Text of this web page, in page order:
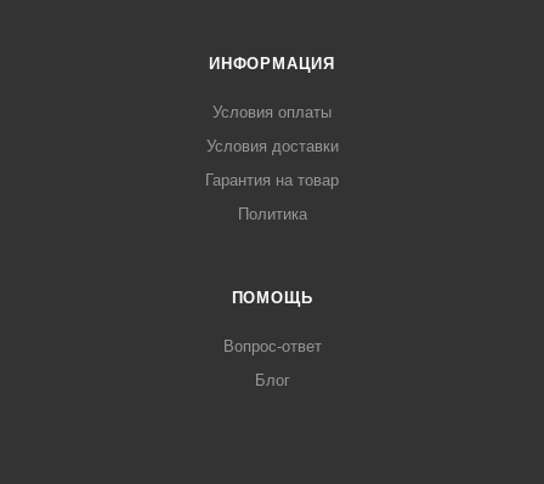
ИНФОРМАЦИЯ
Условия оплаты
Условия доставки
Гарантия на товар
Политика
ПОМОЩЬ
Вопрос-ответ
Блог